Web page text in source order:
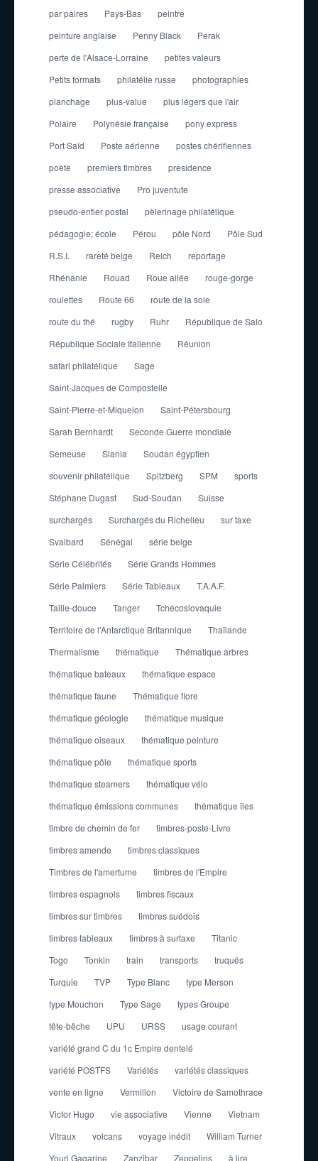
par paires Pays-Bas
peintre
peinture anglaise
Penny Black
Perak
perte de l'Alsace-Lorraine
petites valeurs
Petits formats
philatélie russe
photographies
planchage
plus-value
plus légers que l'air
Polaire
Polynésie française
pony express
Port Saïd
Poste aérienne
postes chérifiennes
poète
premiers timbres
presidence
presse associative
Pro juventute
pseudo-entier postal
pèlerinage philatélique
pédagogie; école
Pérou pôle Nord
Pôle Sud
R.S.I.
rareté belge Reich
reportage
Rhénanie
Rouad Roue ailée
rouge-gorge
roulettes
Route 66
route de la soie
route du thé
rugby Ruhr
République de Salo
République Sociale Italienne
Réunion
safari philatélique
Sage
Saint-Jacques de Compostelle
Saint-Pierre-et-Miquelon
Saint-Pétersbourg
Sarah Bernhardt
Seconde Guerre mondiale
Semeuse
Slania
Soudan égyptien
souvenir philatélique
Spitzberg SPM
sports
Stéphane Dugast
Sud-Soudan
Suisse
surchargés
Surchargés du Richelieu
sur taxe
Svalbard
Sénégal
série belge
Série Célébrités
Série Grands Hommes
Série Palmiers
Série Tableaux
T.A.A.F.
Taille-douce
Tanger
Tchécoslovaquie
Territoire de l'Antarctique Britannique
Thaïlande
Thermalisme
thématique
Thématique arbres
thématique bateaux
thématique espace
thématique faune
Thématique flore
thématique géologie
thématique musique
thématique oiseaux
thématique peinture
thématique pôle
thématique sports
thématique steamers
thématique vélo
thématique émissions communes
thématique îles
timbre de chemin de fer
timbres-poste-Livre
timbres amende
timbres classiques
Timbres de l'amertume
timbres de l'Empire
timbres espagnols
timbres fiscaux
timbres sur timbres
timbres suédois
timbres tableaux
timbres à surtaxe
Titanic
Togo
Tonkin train transports
truqués
Turquie
TVP Type Blanc
type Merson
type Mouchon
Type Sage
types Groupe
tête-bêche
UPU URSS
usage courant
variété grand C du 1c Empire dentelé
variété POSTFS
Variétés
variétés classiques
vente en ligne
Vermillon
Victoire de Samothrace
Victor Hugo
vie associative Vienne
Vietnam
Vitraux
volcans voyage inédit
William Turner
Youri Gagarine
Zanzibar Zeppelins
à lire